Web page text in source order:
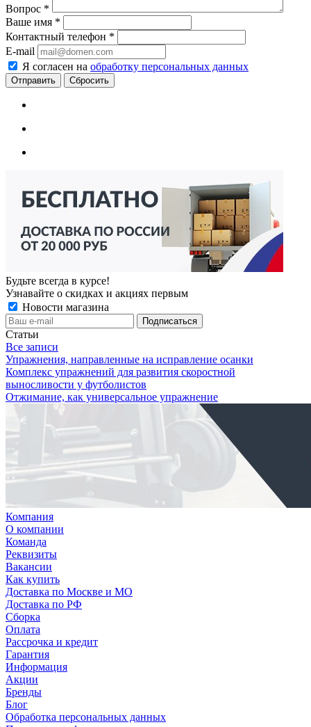
Вопрос *
Ваше имя *
Контактный телефон *
E-mail
Я согласен на обработку персональных данных
Сбросить
Будьте всегда в курсе!
Узнавайте о скидках и акциях первым
Новости магазина
Статьи
Все записи
Упражнения, направленные на исправление осанки
Комплекс упражнений для развития скоростной
выносливости у футболистов
Отжимание, как универсальное упражнение
Компания
О компании
Команда
Реквизиты
Вакансии
Как купить
Доставка по Москве и МО
Доставка по РФ
Сборка
Оплата
Рассрочка и кредит
Гарантия
Информация
Акции
Бренды
Блог
Обработка персональных данных